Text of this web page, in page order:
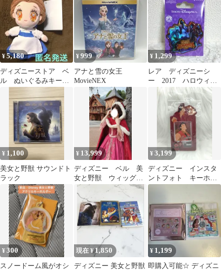
チャーム
¥5,180
ディズニーストア ベ
ル ぬいぐるみキーホ
ン 美女と野獣
¥999
アナと雪の女王
MovieNEX
¥ 1,299
レア ディズニーシ
ー 2017 ハロウィ
ン ヴィランズ ピン
バッチ
¥ 1,100
美女と野獣 サウンドト
ラック
¥ 13,999
ディズニー ベル 美
女と野獣 ウィッグ
Dハロ 仮装 コスプ
レ 町ベル
¥3,199
ディズニー インスタ
ントフォト キーホル
ダー ガストン 美女
¥300
スノードーム風がオシ
現在 ¥1,850
ディズニー 美女と野獣
¥ 1,199
即購入可能☆ ディズニ